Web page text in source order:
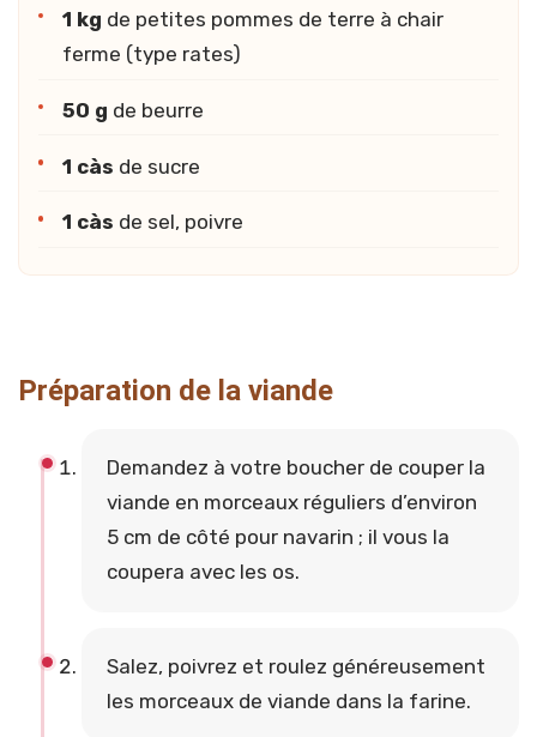
1 kg de petites pommes de terre à chair
ferme (type rates)
50 g de beurre
1 càs de sucre
1 càs de sel, poivre
Préparation de la viande
Demandez à votre boucher de couper la
viande en morceaux réguliers d’environ
5 cm de côté pour navarin ; il vous la
coupera avec les os.
Salez, poivrez et roulez généreusement
les morceaux de viande dans la farine.